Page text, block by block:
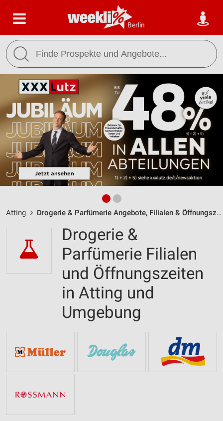
Berlin
Atting Drogerie & Parfümerie Angebote, Filialen & Öffnungszeiten
Drogerie &
Parfümerie Filialen
und Öffnungszeiten
in Atting und
Umgebung